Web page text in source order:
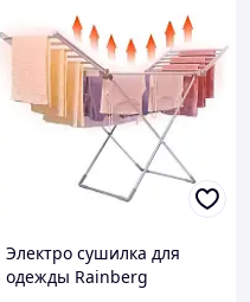
Электро сушилка для
одежды Rainberg